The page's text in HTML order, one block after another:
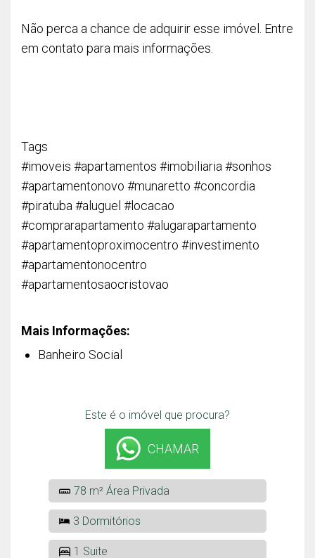
Não perca a chance de adquirir esse imóvel. Entre
em contato para mais informações.
Tags
#imoveis #apartamentos #imobiliaria #sonhos
#apartamentonovo #munaretto #concordia
#piratuba #aluguel #locacao
#comprarapartamento #alugarapartamento
#apartamentoproximocentro #investimento
#apartamentonocentro
#apartamentosaocristovao
Mais Informações:
Banheiro Social
Este é o imóvel que procura?
CHAMAR
78 m² Área Privada
3 Dormitórios
1 Suite